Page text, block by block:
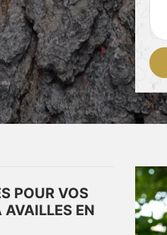
POUR VOS
AVAILLES EN